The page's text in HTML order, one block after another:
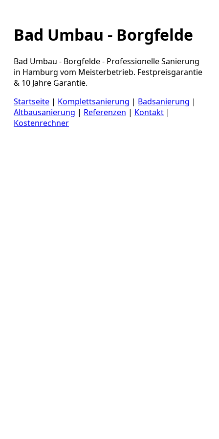
Bad Umbau - Borgfelde
Bad Umbau - Borgfelde - Professionelle Sanierung
in Hamburg vom Meisterbetrieb. Festpreisgarantie
& 10 Jahre Garantie.
Startseite | Komplettsanierung | Badsanierung |
Altbausanierung | Referenzen | Kontakt |
Kostenrechner